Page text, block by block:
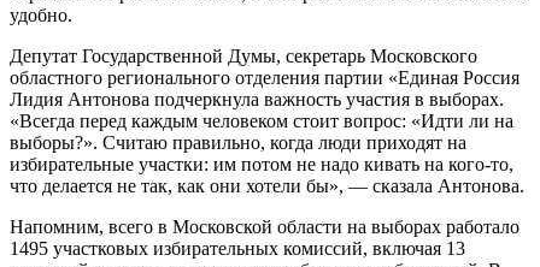
удобно.
Депутат Государственной Думы, секретарь Московского
областного регионального отделения партии «Единая Россия
Лидия Антонова подчеркнула важность участия в выборах.
«Всегда перед каждым человеком стоит вопрос: «Идти ли на
выборы?». Считаю правильно, когда люди приходят на
избирательные участки: им потом не надо кивать на кого-то,
что делается не так, как они хотели бы», — сказала Антонова.
Напомним, всего в Московской области на выборах работало
1495 участковых избирательных комиссий, включая 13